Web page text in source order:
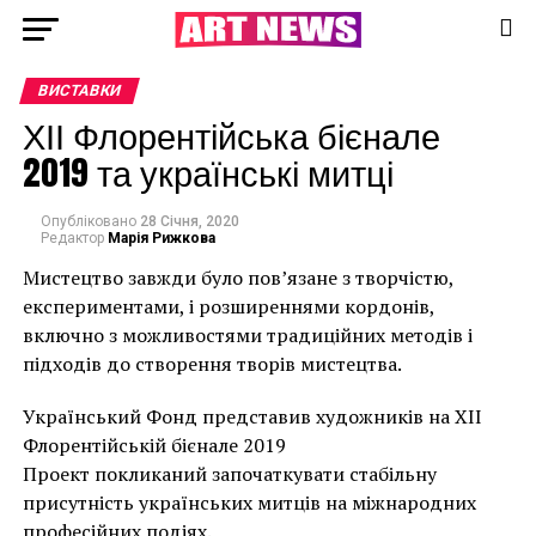
ВИСТАВКИ
ХІІ Флорентійська бієнале
2019 та українські митці
Опубліковано 28 Січня, 2020
Редактор Марія Рижкова
Мистецтво завжди було пов’язане з творчістю,
експериментами, і розширеннями кордонів,
включно з можливостями традиційних методів і
підходів до створення творів мистецтва.
Український Фонд представив художників на ХІІ
Флорентійській бієнале 2019
Проект покликаний започаткувати стабільну
присутність українських митців на міжнародних